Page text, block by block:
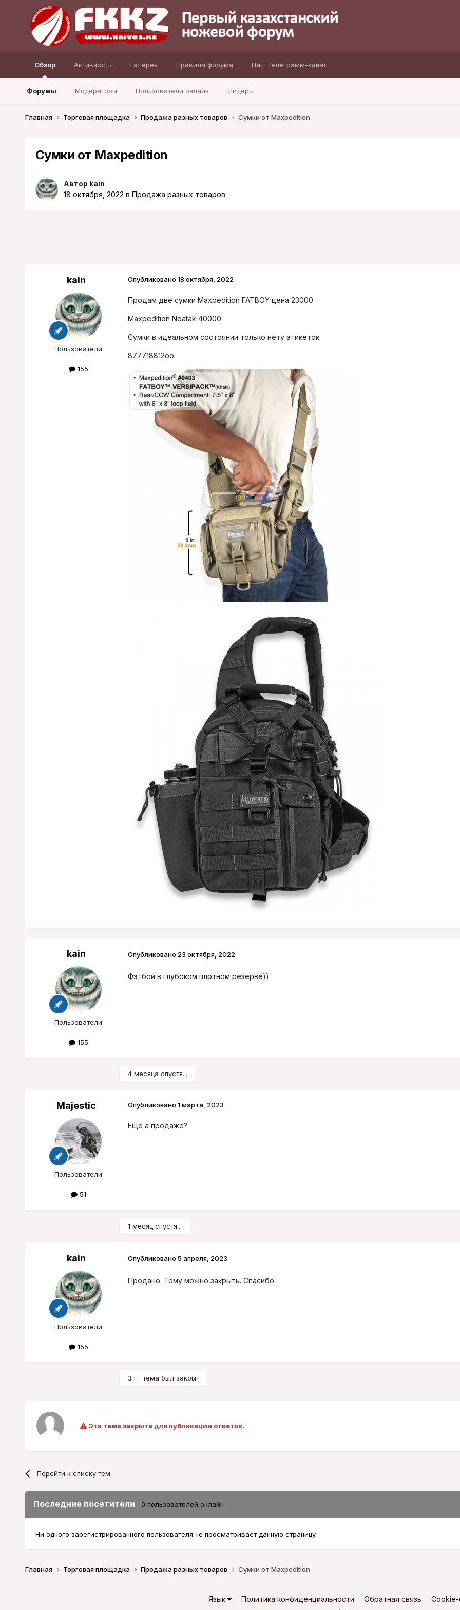
Обзор
Форумы Модераторы Пользователи онлайн Лидеры
Активность Галерея Правила форума Наш телеграмм-канал
Главная Торговая площадка Продажа разных товаров Сумки от Maxpedition
Сумки от Maxpedition
Автор kain
18 октября, 2022 в Продажа разных товаров
kain
Пользователи
155
Опубликовано 18 октября, 2022
Продам две сумки Maxpedition FATBOY цена 23000
Maxpedition Noatak 40000
Сумки в идеальном состоянии только нету этикеток.
877718812оо
kain
Пользователи
155
Опубликовано 23 октября, 2022
Фэтбой в глубоком плотном резерве))
4 месяца спустя...
Majestic
Пользователи
51
Опубликовано 1 марта, 2023
Еще а продаже?
1 месяц спустя...
kain
Пользователи
155
Опубликовано 5 апреля, 2023
Продано. Тему можно закрыть. Спасибо
3 г. тема был закрыт
Эта тема закрыта для публикации ответов.
Перейти к списку тем
Последние посетители 0 пользователей онлайн
Ни одного зарегистрированного пользователя не просматривает данную страницу
Главная Торговая площадка Продажа разных товаров Сумки от Maxpedition
Язык Политика конфиденциальности Обратная связь